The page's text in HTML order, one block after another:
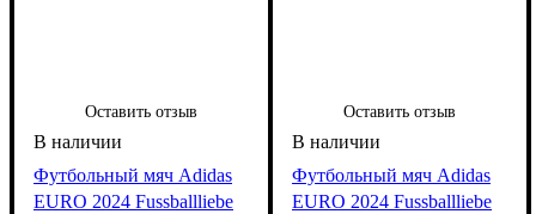
Оставить отзыв
Футбольный мяч Adidas
EURO 2024 Fussballliebe
Оставить отзыв
Футбольный мяч Adidas
EURO 2024 Fussballliebe